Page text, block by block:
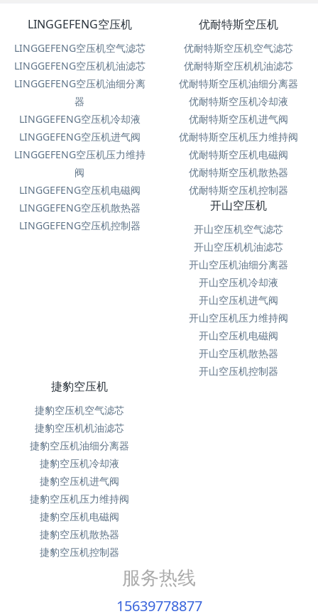
LINGGEFENG空压机
LINGGEFENG空压机空气滤芯
LINGGEFENG空压机机油滤芯
LINGGEFENG空压机油细分离
器
LINGGEFENG空压机冷却液
LINGGEFENG空压机进气阀
LINGGEFENG空压机压力维持
阀
LINGGEFENG空压机电磁阀
LINGGEFENG空压机散热器
LINGGEFENG空压机控制器
优耐特斯空压机
优耐特斯空压机空气滤芯
优耐特斯空压机机油滤芯
优耐特斯空压机油细分离器
优耐特斯空压机冷却液
优耐特斯空压机进气阀
优耐特斯空压机压力维持阀
优耐特斯空压机电磁阀
优耐特斯空压机散热器
优耐特斯空压机控制器
开山空压机
开山空压机空气滤芯
开山空压机机油滤芯
开山空压机油细分离器
开山空压机冷却液
开山空压机进气阀
开山空压机压力维持阀
开山空压机电磁阀
开山空压机散热器
开山空压机控制器
捷豹空压机
捷豹空压机空气滤芯
捷豹空压机机油滤芯
捷豹空压机油细分离器
捷豹空压机冷却液
捷豹空压机进气阀
捷豹空压机压力维持阀
捷豹空压机电磁阀
捷豹空压机散热器
捷豹空压机控制器
服务热线
15639778877